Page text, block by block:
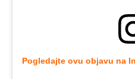
Pogledajte ovu objavu na